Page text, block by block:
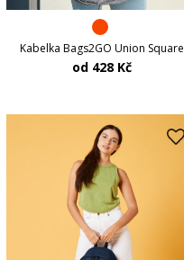
Kabelka Bags2GO Union Square
od 428 Kč